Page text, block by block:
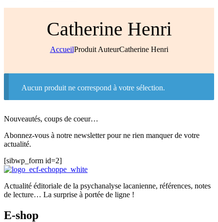
Catherine Henri
AccueilProduit AuteurCatherine Henri
Aucun produit ne correspond à votre sélection.
Nouveautés, coups de coeur…
Abonnez-vous à notre newsletter pour ne rien manquer de votre
actualité.
[sibwp_form id=2]
Actualité éditoriale de la psychanalyse lacanienne, références, notes
de lecture… La surprise à portée de ligne !
E-shop